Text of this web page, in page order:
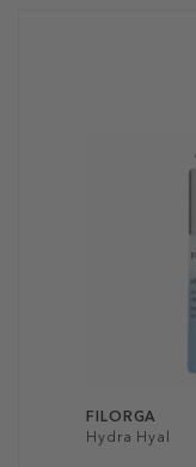
FILORGA
Hydra Hyal